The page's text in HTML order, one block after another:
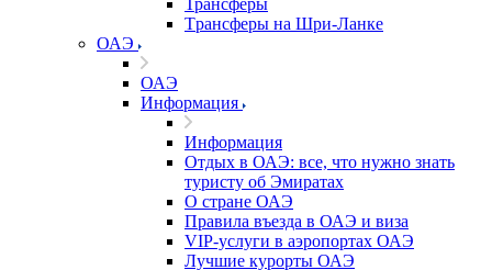
Трансферы
Tрансферы на Шри-Ланке
ОАЭ
ОАЭ
Информация
Информация
Отдых в ОАЭ: все, что нужно знать
туристу об Эмиратах
О стране ОАЭ
Правила въезда в ОАЭ и виза
VIP-услуги в аэропортах ОАЭ
Лучшие курорты ОАЭ